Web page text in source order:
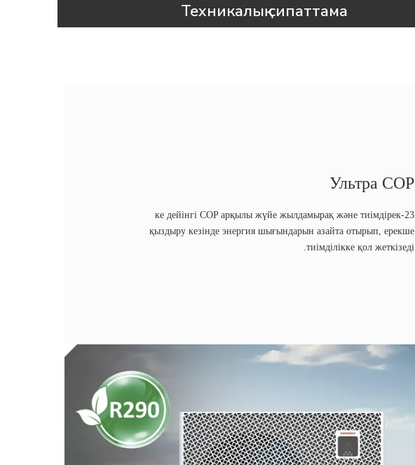
Техникалық сипаттама
Ультра COP
23-ке дейінгі COP арқылы жүйе жылдамырақ және тиімдірек
қыздыру кезінде энергия шығындарын азайта отырып, ерекше
тиімділікке қол жеткізеді.